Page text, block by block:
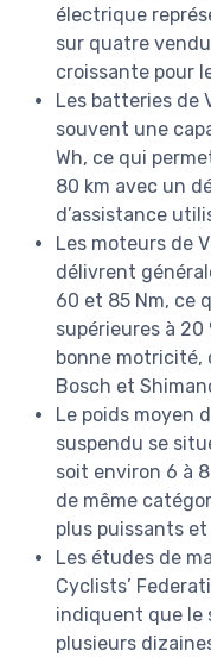
électrique
sur quatre
croissante pour
Les batteries de
souvent une
Wh, ce qui
80 km avec un
d’assistance
Les moteurs de
délivrent
60 et 85 Nm, ce
supérieures à
bonne motricité,
Bosch et
Le poids moyen
suspendu se
soit environ 6 à
de même
plus puissants
Les études de
Cyclists’
indiquent que le
plusieurs